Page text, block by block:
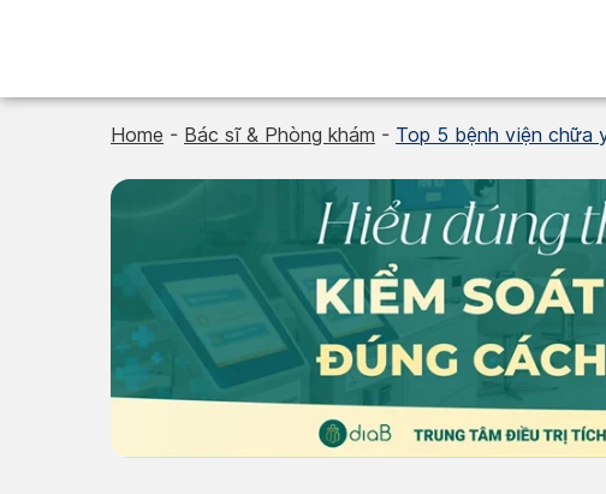
Home - Bác sĩ & Phòng khám - Top 5 bệnh viện chữa